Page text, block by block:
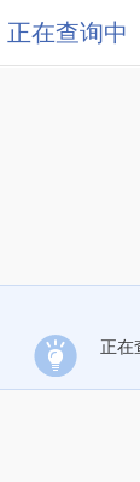
正在查询中
正在